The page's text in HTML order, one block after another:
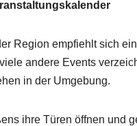
Region empfiehlt sich
andere Events
in der Umgebung.
ihre Türen öffnen und